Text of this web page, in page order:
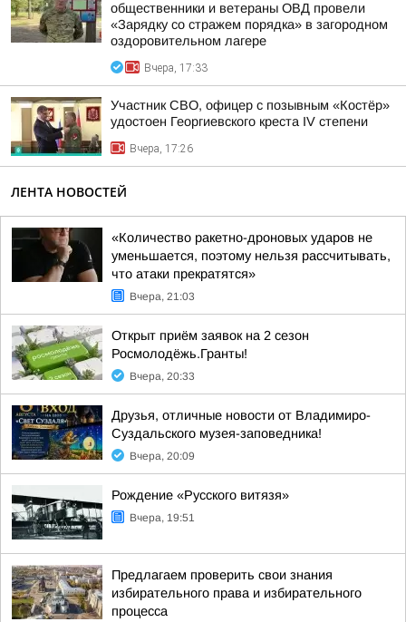
общественники и ветераны ОВД провели
«Зарядку со стражем порядка» в загородном
оздоровительном лагере
Вчера, 17:33
Участник СВО, офицер с позывным «Костёр»
удостоен Георгиевского креста IV степени
Вчера, 17:26
ЛЕНТА НОВОСТЕЙ
«Количество ракетно-дроновых ударов не
уменьшается, поэтому нельзя рассчитывать,
что атаки прекратятся»
Вчера, 21:03
Открыт приём заявок на 2 сезон
Росмолодёжь.Гранты!
Вчера, 20:33
Друзья, отличные новости от Владимиро-
Суздальского музея-заповедника!
Вчера, 20:09
Рождение «Русского витязя»
Вчера, 19:51
Предлагаем проверить свои знания
избирательного права и избирательного
процесса